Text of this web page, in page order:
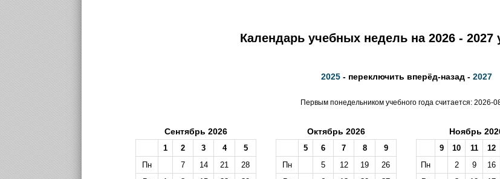
Календарь учебных недель на 2026 - 2027
2025- переключить вперёд-назад - 2027
Первым понедельником учебного года считается: 2026-
Сентябрь 2026
1 2 3 4
5
Пн
7 14 21
28
Октябрь 2026
5 6 7 8
9
Пн
5 12 19
26
Ноябрь
9 10 11 12
Пн
2 9 16